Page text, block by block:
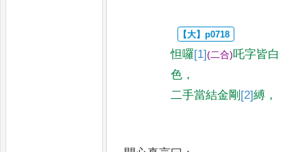
怛囉[1](二合)吒字皆白
色 ，
二手當結金剛 [2]縛 ，